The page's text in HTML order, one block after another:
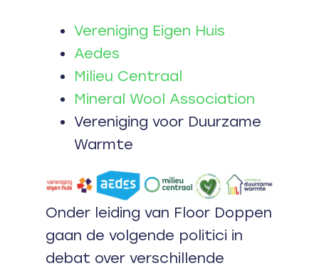
Vereniging Eigen Huis
Aedes
Milieu Centraal
Mineral Wool Association
Vereniging voor Duurzame
Warmte
Onder leiding van Floor Doppen
gaan de volgende politici in
debat over verschillende